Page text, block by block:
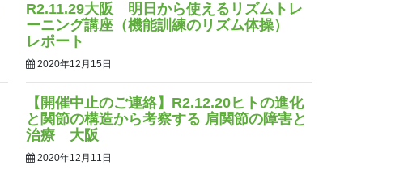
R2.11.29大阪 明日から使えるリズムトレ
ーニング講座（機能訓練のリズム体操）
レポート
2020年12月15日
【開催中止のご連絡】R2.12.20ヒトの進化
と関節の構造から考察する 肩関節の障害と
治療 大阪
2020年12月11日